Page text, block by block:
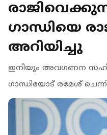
ഗാന്ധിയെ
അറിയിച്ചു
ഇനിയും അവഗണന
ഗാന്ധിയോട് രമേശ്